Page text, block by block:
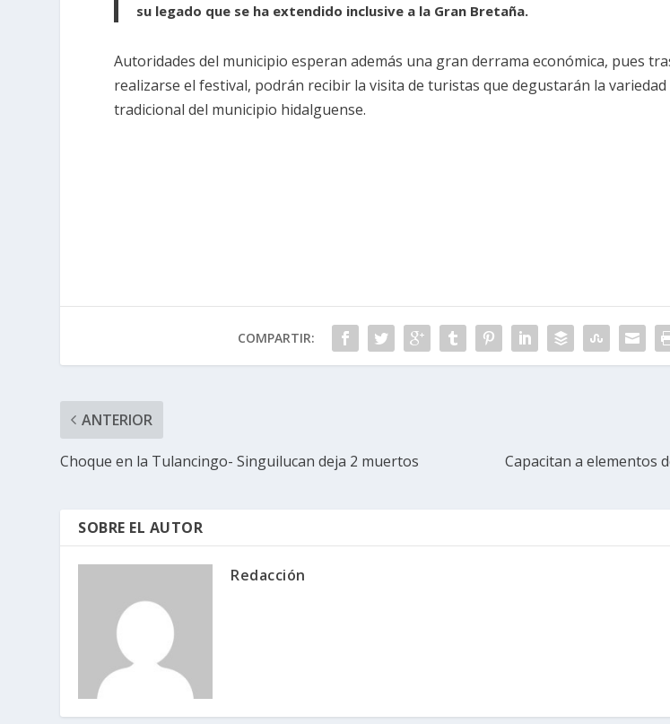
su legado que se ha extendido inclusive a la Gran Bretaña.
Autoridades del municipio esperan además una gran derrama económica, pues
realizarse el festival, podrán recibir la visita de turistas que degustarán la
tradicional del municipio hidalguense.
COMPARTIR:
ANTERIOR
Choque en la Tulancingo- Singuilucan deja 2 muertos
Capacitan a elementos
SOBRE EL AUTOR
Redacción